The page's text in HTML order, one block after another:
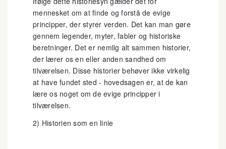
mennesket om at finde og forstå de evige
principper, der styrer verden. Det kan man gøre
gennem legender, myter, fabler og historiske
beretninger. Det er nemlig alt sammen historier,
der lærer os en eller anden sandhed om
tilværelsen. Disse historier behøver ikke virkelig
at have fundet sted - hovedsagen er, at de kan
lære os noget om de evige principper i
tilværelsen.
2) Historien som en linie